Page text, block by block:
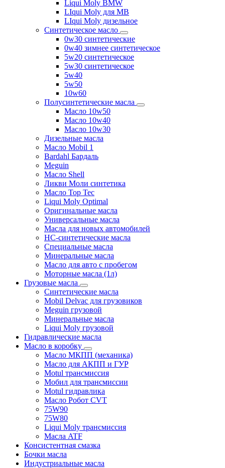
Liqui Moly BMW
LIqui Moly для MB
LIqui Moly дизельное
Синтетическое масло
0w30 синтетические
0w40 зимнее синтетическое
5w20 синтетическое
5w30 синтетическое
5w40
5w50
10w60
Полусинтетические масла
Масло 10w50
Масло 10w40
Масло 10w30
Дизельные масла
Масло Mobil 1
Bardahl Бардаль
Meguin
Масло Shell
Ликви Моли синтетика
Масло Top Tec
Liqui Moly Optimal
Оригинальные масла
Универсальные масла
Масла для новых автомобилей
HC-синтетические масла
Специальные масла
Минеральные масла
Масло для авто с пробегом
Моторные масла (1л)
Грузовые масла
Синтетические масла
Mobil Delvac для грузовиков
Meguin грузовой
Минеральные масла
Liqui Moly грузовой
Гидравлические масла
Масло в коробку
Масло МКПП (механика)
Масло для АКПП и ГУР
Motul трансмиссия
Мобил для трансмиссии
Motul гидравлика
Масло Робот CVT
75W90
75W80
Liqui Moly трансмиссия
Масла ATF
Консистентная смазка
Бочки масла
Индустриальные масла